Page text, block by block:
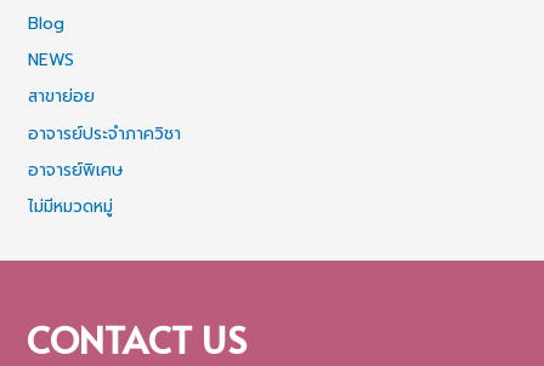
Blog
NEWS
สาขาย่อย
อาจารย์ประจำภาควิชา
อาจารย์พิเศษ
ไม่มีหมวดหมู่
CONTACT US